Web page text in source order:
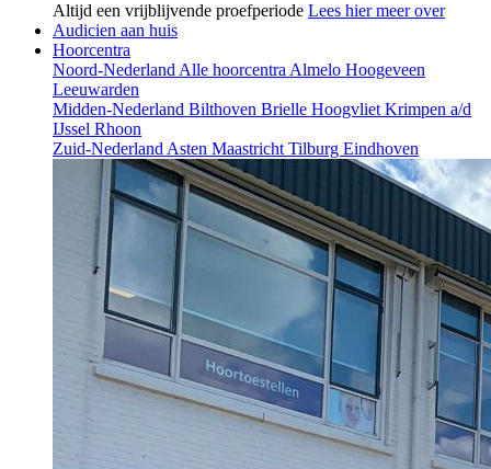
Altijd een vrijblijvende proefperiode Lees hier meer over
Audicien aan huis
Hoorcentra
Noord-NederlandAlle hoorcentraAlmelo Hoogeveen
Leeuwarden
Midden-Nederland Bilthoven Brielle HoogvlietKrimpen a/d
IJssel Rhoon
Zuid-NederlandAsten MaastrichtTilburg Eindhoven